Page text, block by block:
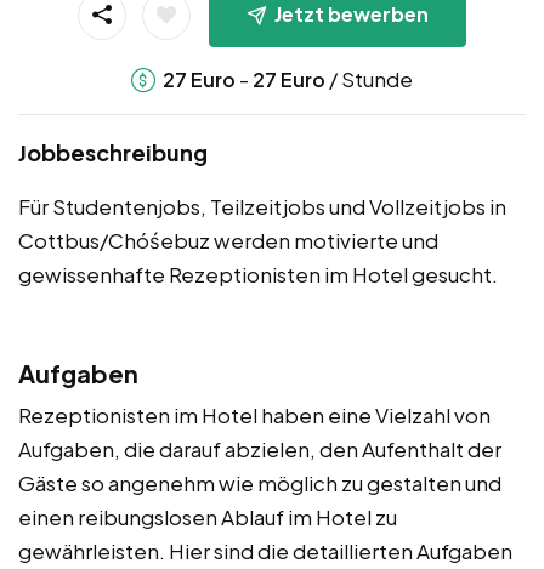
Jetzt bewerben
27 Euro - 27 Euro / Stunde
Jobbeschreibung
Für Studentenjobs, Teilzeitjobs und Vollzeitjobs in
Cottbus/Chóśebuz werden motivierte und
gewissenhafte Rezeptionisten im Hotel gesucht.
Aufgaben
Rezeptionisten im Hotel haben eine Vielzahl von
Aufgaben, die darauf abzielen, den Aufenthalt der
Gäste so angenehm wie möglich zu gestalten und
einen reibungslosen Ablauf im Hotel zu
gewährleisten. Hier sind die detaillierten Aufgaben